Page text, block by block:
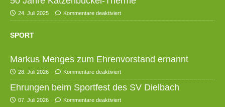
24. Juli 2025 Kommentare deaktiviert
SPORT
Markus Menges zum Ehrenvorstand ernannt
28. Juli 2026 Kommentare deaktiviert
Ehrungen beim Sportfest des SV Dielbach
07. Juli 2026 Kommentare deaktiviert